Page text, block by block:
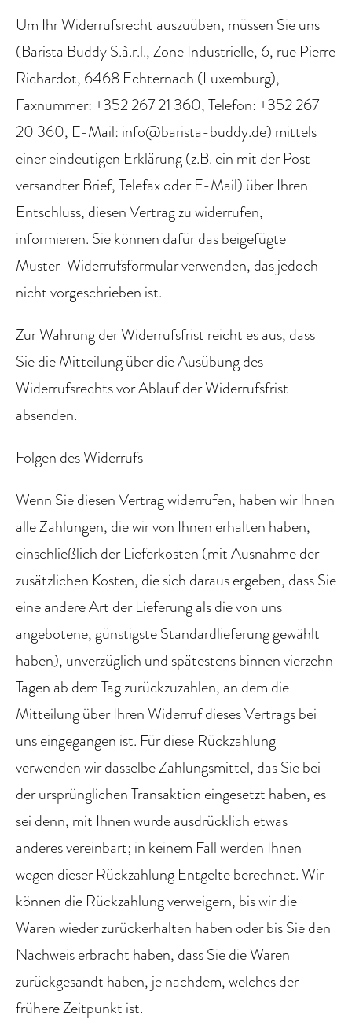
Um Ihr Widerrufsrecht auszuüben, müssen Sie uns
(Barista Buddy S.à.r.l., Zone Industrielle, 6, rue Pierre
Richardot, 6468 Echternach (Luxemburg),
Faxnummer: +352 267 21 360, Telefon: +352 267
20 360, E-Mail: info@barista-buddy.de) mittels
einer eindeutigen Erklärung (z.B. ein mit der Post
versandter Brief, Telefax oder E-Mail) über Ihren
Entschluss, diesen Vertrag zu widerrufen,
informieren. Sie können dafür das beigefügte
Muster-Widerrufsformular verwenden, das jedoch
nicht vorgeschrieben ist.
Zur Wahrung der Widerrufsfrist reicht es aus, dass
Sie die Mitteilung über die Ausübung des
Widerrufsrechts vor Ablauf der Widerrufsfrist
absenden.
Folgen des Widerrufs
Wenn Sie diesen Vertrag widerrufen, haben wir Ihnen
alle Zahlungen, die wir von Ihnen erhalten haben,
einschließlich der Lieferkosten (mit Ausnahme der
zusätzlichen Kosten, die sich daraus ergeben, dass Sie
eine andere Art der Lieferung als die von uns
angebotene, günstigste Standardlieferung gewählt
haben), unverzüglich und spätestens binnen vierzehn
Tagen ab dem Tag zurückzuzahlen, an dem die
Mitteilung über Ihren Widerruf dieses Vertrags bei
uns eingegangen ist. Für diese Rückzahlung
verwenden wir dasselbe Zahlungsmittel, das Sie bei
der ursprünglichen Transaktion eingesetzt haben, es
sei denn, mit Ihnen wurde ausdrücklich etwas
anderes vereinbart; in keinem Fall werden Ihnen
wegen dieser Rückzahlung Entgelte berechnet. Wir
können die Rückzahlung verweigern, bis wir die
Waren wieder zurückerhalten haben oder bis Sie den
Nachweis erbracht haben, dass Sie die Waren
zurückgesandt haben, je nachdem, welches der
frühere Zeitpunkt ist.